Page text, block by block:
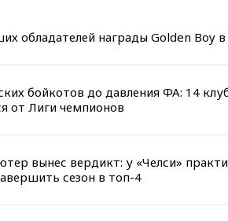
обладателей награды Golden Boy
бойкотов до давления ФА: 14
от Лиги чемпионов
вынес вердикт: у «Челси»
сезон в топ-4